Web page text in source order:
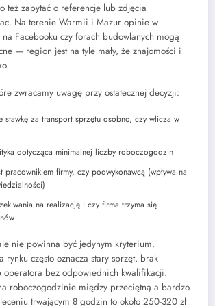
też zapytać o referencje lub zdjęcia
Na terenie Warmii i Mazur opinie w
Facebooku czy forach budowlanych mogą
— region jest na tyle mały, że znajomości i
zwracamy uwagę przy ostatecznej decyzji:
stawkę za transport sprzętu osobno, czy wlicza w
dotycząca minimalnej liczby roboczogodzin
pracownikiem firmy, czy podwykonawcą (wpływa na
na realizację i czy firma trzyma się
nie powinna być jedynym kryterium.
rynku często oznacza stary sprzęt, brak
operatora bez odpowiednich kwalifikacji.
roboczogodzinie między przeciętną a bardzo
trwającym 8 godzin to około 250-320 zł